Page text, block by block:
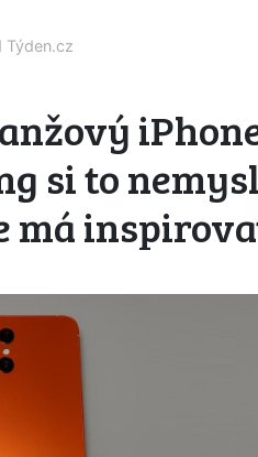
Týden.cz
si to
má